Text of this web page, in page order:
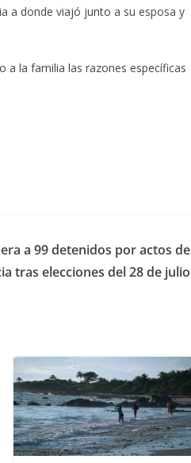
a donde viajó junto a su esposa y
a la familia las razones específicas
a 99 detenidos por actos de
tras elecciones del 28 de julio